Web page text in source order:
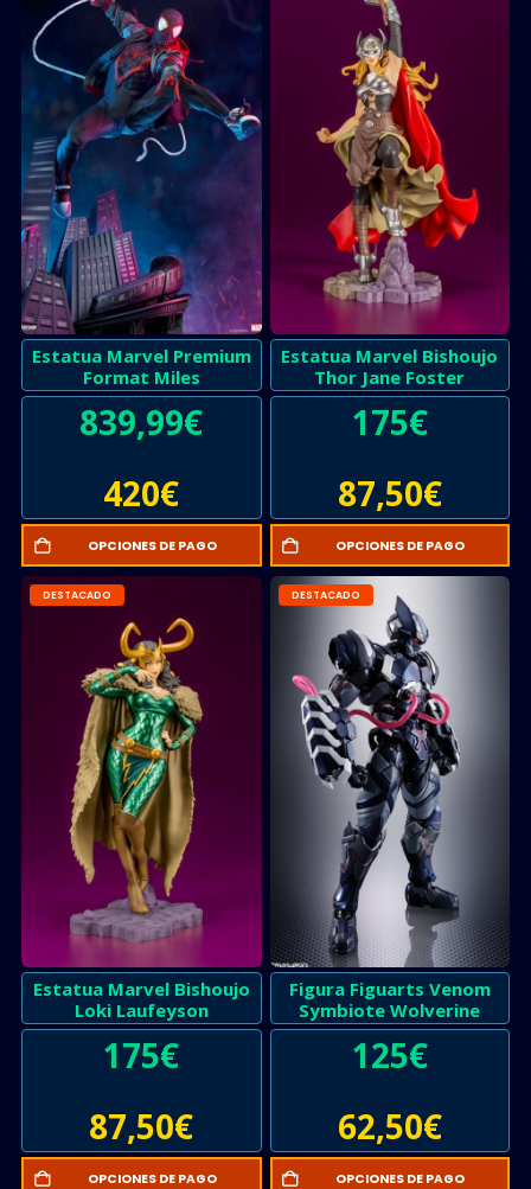
Estatua Marvel Premium
Format Miles
839,99€
420€
OPCIONES DE PAGO
Estatua Marvel Bishoujo
Thor Jane Foster
175€
87,50€
OPCIONES DE PAGO
DESTACADO
Estatua Marvel Bishoujo
Loki Laufeyson
175€
87,50€
OPCIONES DE PAGO
DESTACADO
Figura Figuarts Venom
Symbiote Wolverine
125€
62,50€
OPCIONES DE PAGO